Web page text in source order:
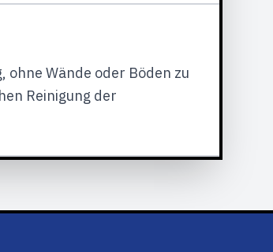
Wände oder Böden zu
Reinigung der